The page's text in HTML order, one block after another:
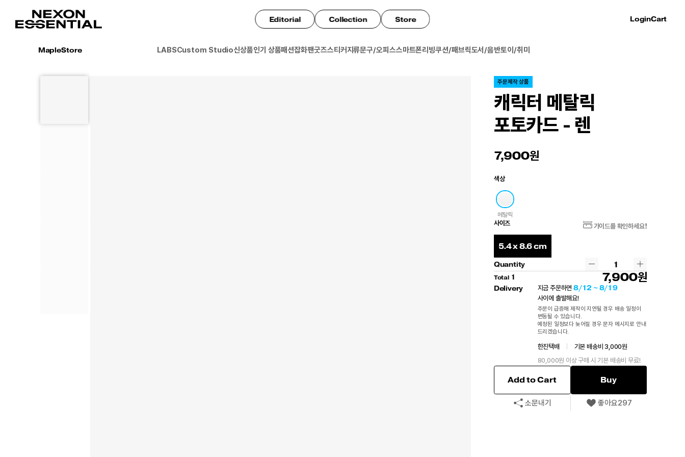
주문제작 상품
캐릭터 메탈릭
포토카드 - 렌
7,900
색상
메탈릭
사이즈
5.4 x 8.6 cm
가이드를 확인하세요!
Quantity
Total 1 7,900
Delivery 지금 주문하면 8/12 ~ 8/19
사이에 출발해요!
주문이 급증해 제작이 지연될 경우 배송 일정이
변동될 수 있습니다.
예정된 일정보다 늦어질 경우 문자 메시지로 안내
드리겠습니다.
한진택배
기본 배송비 3,000원
80,000원 이상 구매 시 기본 배송비 무료!
Add to Cart Buy
소문내기 좋아요297
Editorial Collection Store LoginCart
MapleStore LABSCustom Studio신상품인기 상품패션잡화팬굿즈스티커지류문구/오피스스마트폰리빙쿠션/패브릭도서/음반토이/취미